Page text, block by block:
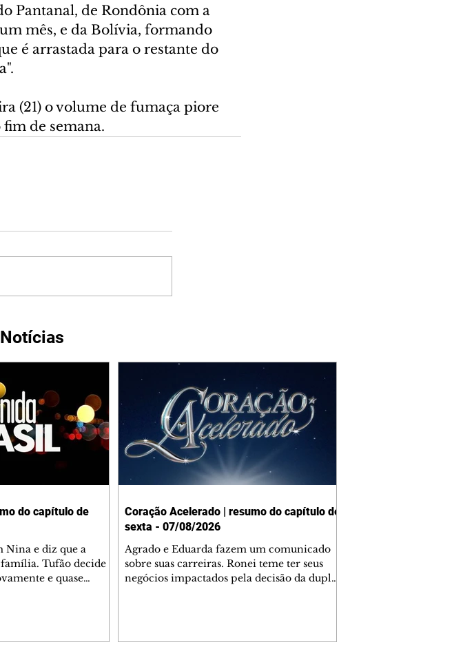
Pantanal, de Rondônia com a
mês, e da Bolívia, formando
é arrastada para o restante do
(21) o volume de fumaça piore
de semana.
do capítulo de
Nina e diz que a
Tufão decide
e quase
Coração Acelerado | resumo do capítulo de
sexta - 07/08/2026
Agrado e Eduarda fazem um comunicado
sobre suas carreiras. Ronei teme ter seus
negócios impactados pela decisão da dupla.